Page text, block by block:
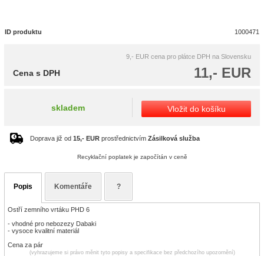
ID produktu 1000471
9,- EUR cena pro plátce DPH na Slovensku
11,- EUR
Cena s DPH
skladem Vložit do košíku
Doprava již od 15,- EUR prostřednictvím Zásilková služba
Recyklační poplatek je započítán v ceně
Popis Komentáře ?
Ostří zemního vrtáku PHD 6
- vhodné pro nebozezy Dabaki
- vysoce kvalitní materiál
Cena za pár
(vyhrazujeme si právo měnit tyto popisy a specifikace bez předchozího upozornění)